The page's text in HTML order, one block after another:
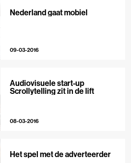
Nederland gaat mobiel
09-03-2016
Audiovisuele start-up
Scrollytelling zit in de lift
08-03-2016
Het spel met de adverteerder